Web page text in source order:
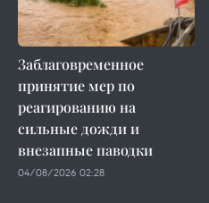
Заблаговременное
принятие мер по
реагированию на
сильные дожди и
внезапные паводки
04/08/2026 02:28